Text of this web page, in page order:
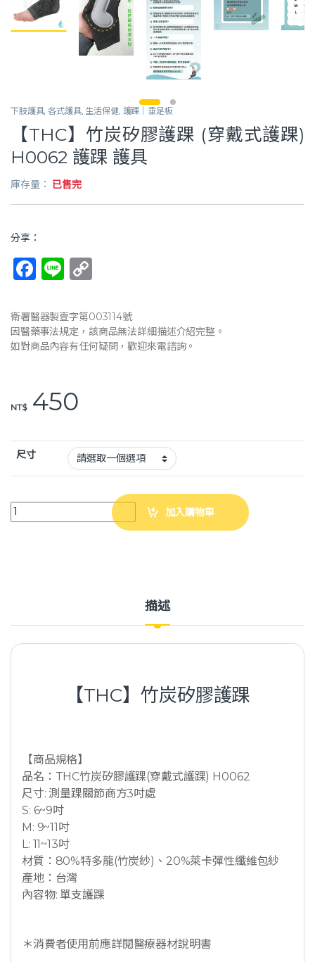
下肢護具,各式護具, 生活保健, 護踝｜垂足板
【THC】竹炭矽膠護踝 (穿戴式護踝)
H0062 護踝 護具
庫存量： 已售完
分享：
F
c
e
b
o
Li
e p
y
Li
衛署醫器製壹字第003114號
因醫藥事法規定，該商品無法詳細描述介紹完整。
如對商品內容有任何疑問，歡迎來電諮詢。
NT$450
尺寸
【THC】竹炭矽膠護踝 (穿戴式護踝) H0062 護踝 護具 quantity
加入購物車
描述
【THC】竹炭矽膠護踝
【商品規格】
品名：THC竹炭矽膠護踝(穿戴式護踝) H0062
尺寸: 測量踝關節商方3吋處
S: 6~9吋
M: 9~11吋
L: 11~13吋
材質：80%特多龍(竹炭紗)、20%萊卡彈性纖維包紗
產地：台灣
內容物: 單支護踝
＊消費者使用前應詳閱醫療器材說明書